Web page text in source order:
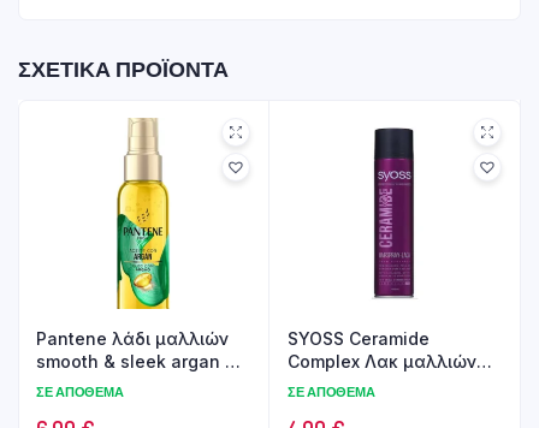
ΣΧΕΤΙΚΆ ΠΡΟΪΌΝΤΑ
Pantene λάδι μαλλιών
smooth & sleek argan oil
100ml
ΣΕ ΑΠΌΘΕΜΑ
SYOSS Ceramide
Complex Λακ μαλλιών
για μέγιστη στερέωση
ΣΕ ΑΠΌΘΕΜΑ